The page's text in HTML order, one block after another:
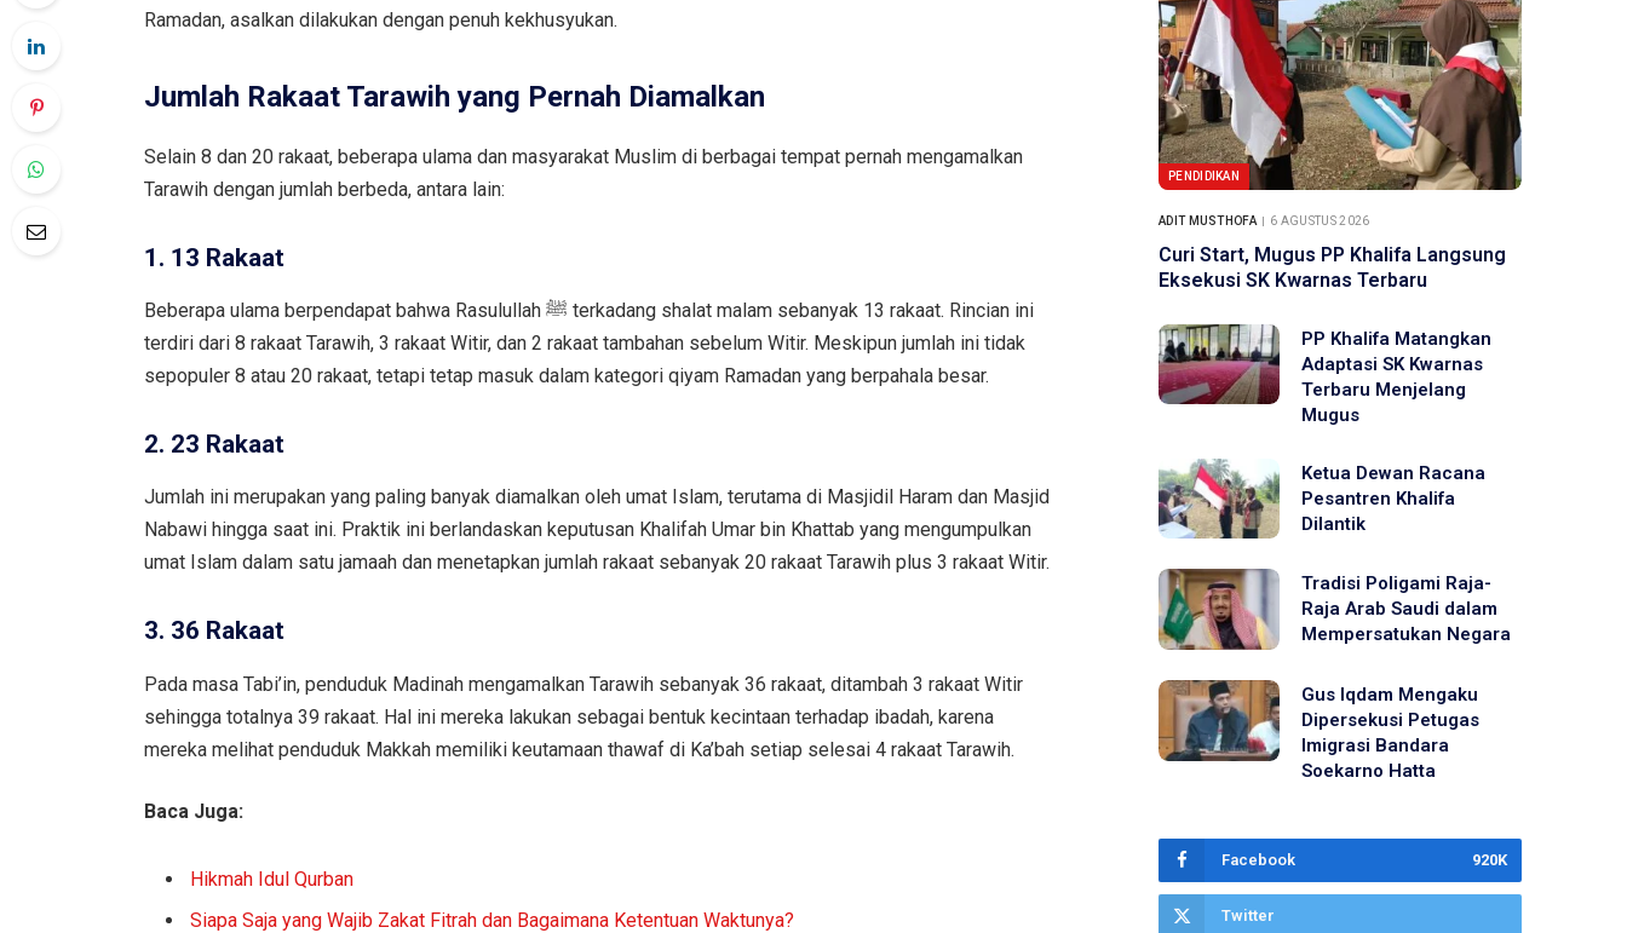
Ramadan, asalkan dilakukan dengan penuh kekhusyukan.
Jumlah Rakaat Tarawih yang Pernah Diamalkan
Selain 8 dan 20 rakaat, beberapa ulama dan masyarakat Muslim di berbagai tempat pernah mengamalkan
Tarawih dengan jumlah berbeda, antara lain:
1. 13 Rakaat
Beberapa ulama berpendapat bahwa Rasulullah ﷺ terkadang shalat malam sebanyak 13 rakaat. Rincian ini
terdiri dari 8 rakaat Tarawih, 3 rakaat Witir, dan 2 rakaat tambahan sebelum Witir. Meskipun jumlah ini tidak
sepopuler 8 atau 20 rakaat, tetapi tetap masuk dalam kategori qiyam Ramadan yang berpahala besar.
2. 23 Rakaat
Jumlah ini merupakan yang paling banyak diamalkan oleh umat Islam, terutama di Masjidil Haram dan Masjid
Nabawi hingga saat ini. Praktik ini berlandaskan keputusan Khalifah Umar bin Khattab yang mengumpulkan
umat Islam dalam satu jamaah dan menetapkan jumlah rakaat sebanyak 20 rakaat Tarawih plus 3 rakaat Witir.
3. 36 Rakaat
Pada masa Tabi’in, penduduk Madinah mengamalkan Tarawih sebanyak 36 rakaat, ditambah 3 rakaat Witir
sehingga totalnya 39 rakaat. Hal ini mereka lakukan sebagai bentuk kecintaan terhadap ibadah, karena
mereka melihat penduduk Makkah memiliki keutamaan thawaf di Ka’bah setiap selesai 4 rakaat Tarawih.
Baca Juga:
Hikmah Idul Qurban
Siapa Saja yang Wajib Zakat Fitrah dan Bagaimana Ketentuan Waktunya?
PENDIDIKAN
ADIT MUSTHOFA 6 AGUSTUS 2026
Curi Start, Mugus PP Khalifa Langsung
Eksekusi SK Kwarnas Terbaru
PP Khalifa Matangkan
Adaptasi SK Kwarnas
Terbaru Menjelang
Mugus
Ketua Dewan Racana
Pesantren Khalifa
Dilantik
Tradisi Poligami Raja-
Raja Arab Saudi dalam
Mempersatukan Negara
Gus Iqdam Mengaku
Dipersekusi Petugas
Imigrasi Bandara
Soekarno Hatta
Facebook 920K
Twitter